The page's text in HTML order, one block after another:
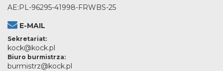
AE:PL-96295-41998-FRWBS-25
E-MAIL
Sekretariat:
kock@kock.pl
Biuro burmistrza:
burmistrz@kock.pl